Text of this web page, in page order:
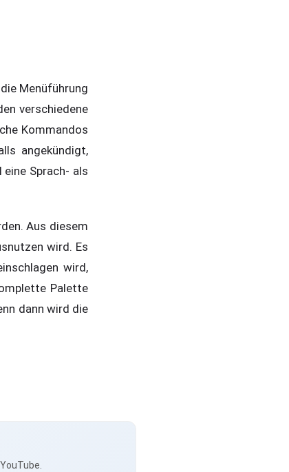
Menüführung
verschiedene
Kommandos
angekündigt,
Sprach- als
Aus diesem
wird. Es
wird,
Palette
dann wird die